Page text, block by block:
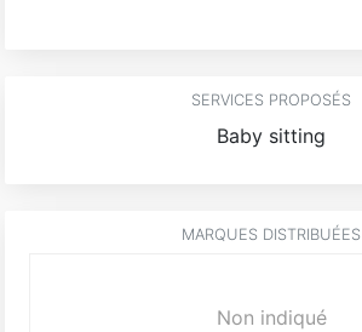
SERVICES PROPOSÉS
Baby sitting
MARQUES DISTRIBUÉES
Non indiqué